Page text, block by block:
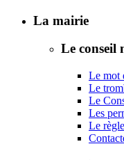
La mairie
Le conseil
Le mot
Le
Le
Les
Le